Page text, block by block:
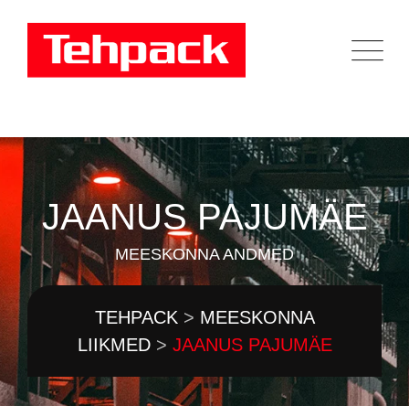
JAANUS PAJUMÄE
MEESKONNA ANDMED
TEHPACK > MEESKONNA
LIIKMED> JAANUS PAJUMÄE